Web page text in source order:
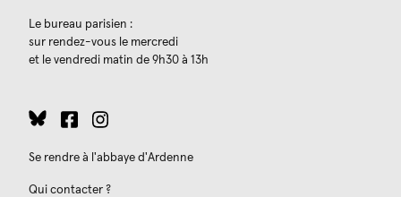
Le bureau parisien :
sur rendez-vous le mercredi
et le vendredi matin de 9h30 à 13h
Se rendre à l'abbaye d'Ardenne
Qui contacter ?